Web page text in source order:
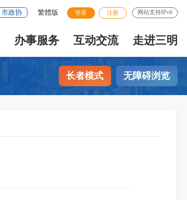
市政协 繁體版 登录 注册 网站支持IPv6
办事服务 互动交流 走进三明
长者模式 无障碍浏览